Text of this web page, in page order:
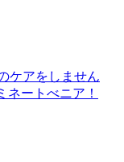
ケアをしません
ネートべニア！